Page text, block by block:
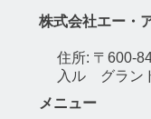
株式会社エー・
住所: 〒600-
入ル グラン
メニュー